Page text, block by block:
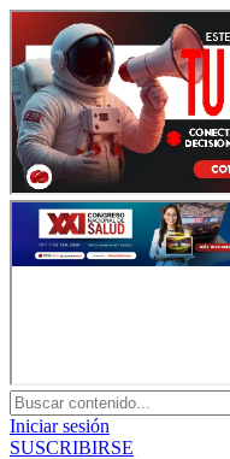
Iniciar sesión
SUSCRIBIRSE